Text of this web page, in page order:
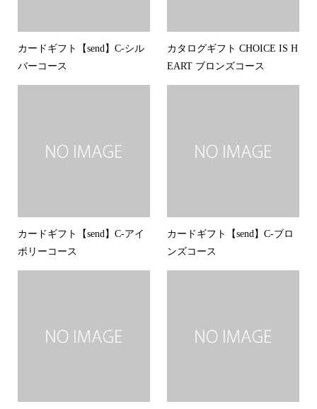
カードギフト【send】C-シル
バーコース
カタログギフト CHOICE IS H
EART ブロンズコース
カードギフト【send】C-アイ
ボリーコース
カードギフト【send】C-ブロ
ンズコース